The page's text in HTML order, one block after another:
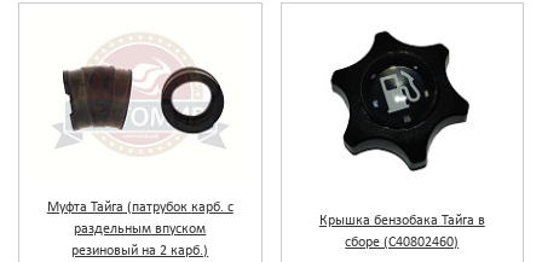
Муфта Тайга (патрубок карб. с
раздельным впуском
резиновый на 2 карб.)
Крышка бензобака Тайга в
сборе (С40802460)